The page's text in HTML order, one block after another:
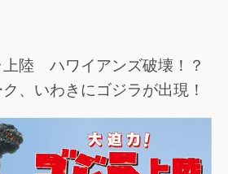
陸 ハワイアンズ破壊！？
、いわきにゴジラが出現！